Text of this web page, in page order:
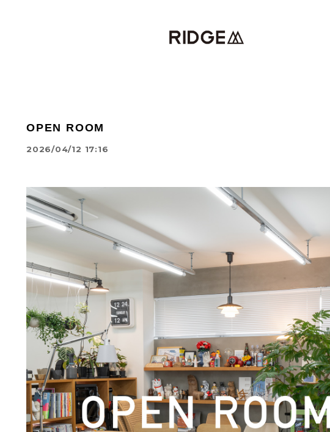
OPEN ROOM
2026/04/12 17:16